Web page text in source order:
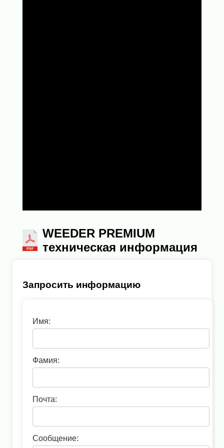
WEEDER PREMIUM
техническая информация
Запросить информацию
Имя:
Фамия:
Почта:
Сообщение: